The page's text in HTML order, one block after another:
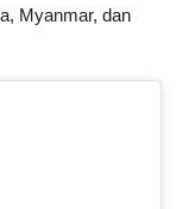
Myanmar, dan